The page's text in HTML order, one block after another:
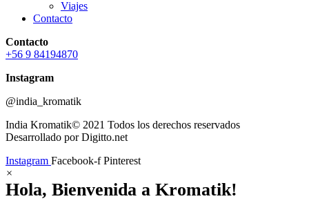
Viajes
Contacto
Contacto
+56 9 84194870
Instagram
@india_kromatik
India Kromatik© 2021 Todos los derechos reservados
Desarrollado por Digitto.net
Instagram Facebook-f Pinterest
×
Hola, Bienvenida a Kromatik!